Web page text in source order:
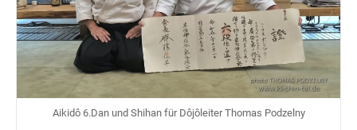
Aikidô 6.Dan und Shihan für Dôjôleiter Thomas Podzelny